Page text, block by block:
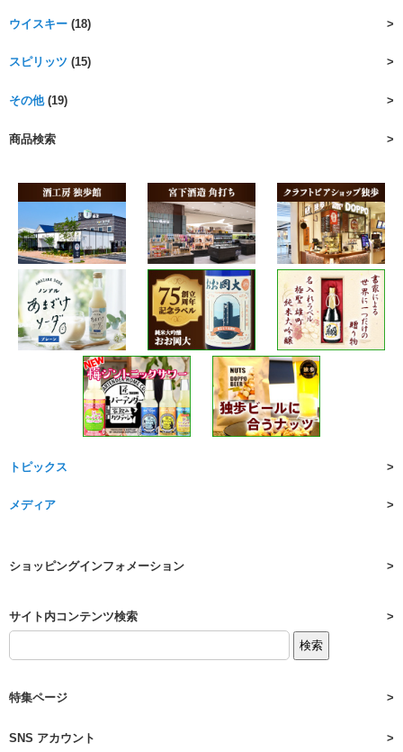
ウイスキー (18)
スピリッツ (15)
その他(19)
商品検索
トピックス
メディア
ショッピングインフォメーション
サイト内コンテンツ検索
特集ページ
SNS アカウント